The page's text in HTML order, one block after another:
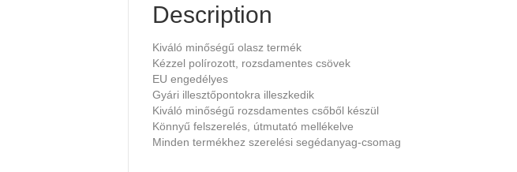
Description
Kiváló minőségű olasz termék
Kézzel polírozott, rozsdamentes csövek
EU engedélyes
Gyári illesztőpontokra illeszkedik
Kiváló minőségű rozsdamentes csőből készül
Könnyű felszerelés, útmutató mellékelve
Minden termékhez szerelési segédanyag-csomag